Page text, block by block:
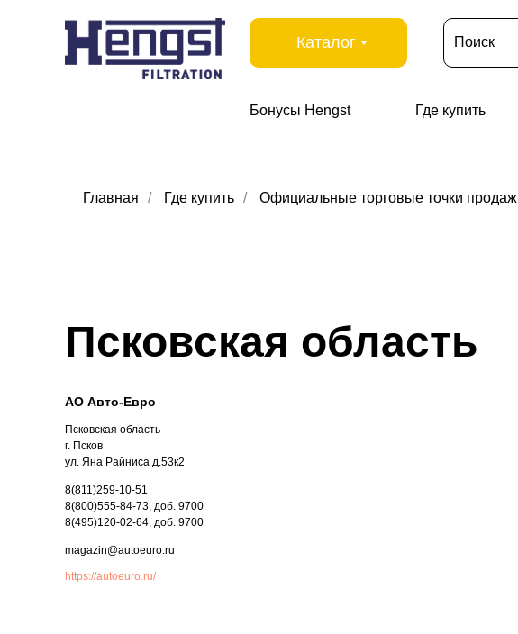
Бонусы Hengst Где купить
Каталог Поиск
Главная / Где купить / Официальные торговые точки продаж
Псковская область
АО Авто-Евро
Псковская область
г. Псков
ул. Яна Райниса д.53к2
8(811)259-10-51
8(800)555-84-73, доб. 9700
8(495)120-02-64, доб. 9700
magazin@autoeuro.ru
https://autoeuro.ru/